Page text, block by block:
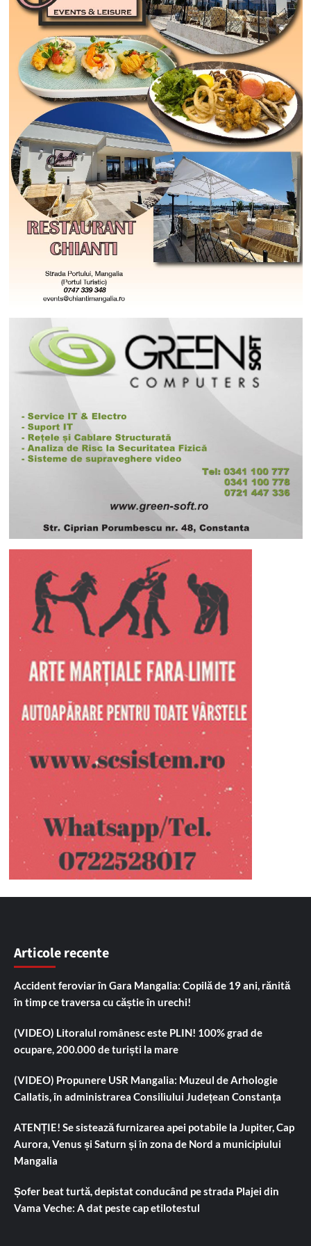
Articole recente
Accident feroviar în Gara Mangalia: Copilă de 19 ani, rănită
în timp ce traversa cu căștie în urechi!
(VIDEO) Litoralul românesc este PLIN! 100% grad de
ocupare, 200.000 de turiști la mare
(VIDEO) Propunere USR Mangalia: Muzeul de Arhologie
Callatis, în administrarea Consiliului Județean Constanța
ATENȚIE! Se sistează furnizarea apei potabile la Jupiter, Cap
Aurora, Venus și Saturn și în zona de Nord a municipiului
Mangalia
Șofer beat turtă, depistat conducând pe strada Plajei din
Vama Veche: A dat peste cap etilotestul